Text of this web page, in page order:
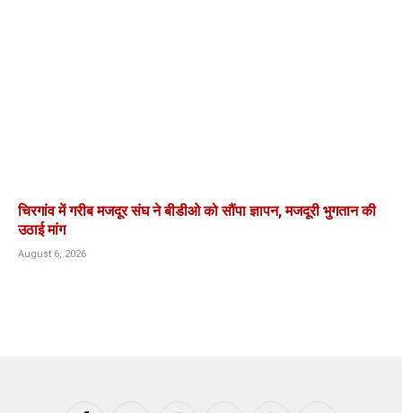
चिरगांव में गरीब मजदूर संघ ने बीडीओ को सौंपा ज्ञापन, मजदूरी भुगतान की
उठाई मांग
August 6, 2026